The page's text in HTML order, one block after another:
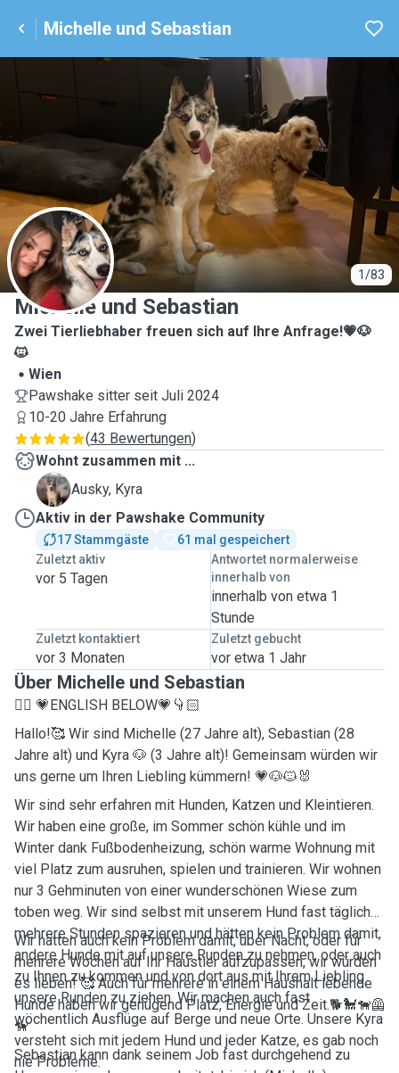
Michelle und Sebastian
1/83
M
Michelle und Sebastian
Zwei Tierliebhaber freuen sich auf Ihre Anfrage!💗🐶
🐱
Wien
Pawshake sitter seit Juli 2024
10-20 Jahre Erfahrung
(43 Bewertungen)
Wohnt zusammen mit ...
K
Ausky, Kyra
Aktiv in der Pawshake Community
17 Stammgäste
61 mal gespeichert
Zuletzt aktiv
vor 5 Tagen
Antwortet normalerweise
innerhalb von
innerhalb von etwa 1
Stunde
Zuletzt kontaktiert
vor 3 Monaten
Zuletzt gebucht
vor etwa 1 Jahr
Über Michelle und Sebastian
👇🏻 💗ENGLISH BELOW💗👇🏻
Hallo!🥰 Wir sind Michelle (27 Jahre alt), Sebastian (28
Jahre alt) und Kyra 🐶 (3 Jahre alt)! Gemeinsam würden wir
uns gerne um Ihren Liebling kümmern! 💗🐶🐱🐰
Wir sind sehr erfahren mit Hunden, Katzen und Kleintieren.
Wir haben eine große, im Sommer schön kühle und im
Winter dank Fußbodenheizung, schön warme Wohnung mit
viel Platz zum ausruhen, spielen und trainieren. Wir wohnen
nur 3 Gehminuten von einer wunderschönen Wiese zum
toben weg. Wir sind selbst mit unserem Hund fast täglich
mehrere Stunden spazieren und hätten kein Problem damit,
andere Hunde mit auf unsere Runden zu nehmen, oder auch
zu Ihnen zu kommen und von dort aus mit Ihrem Liebling
unsere Runden zu ziehen. Wir machen auch fast
wöchentlich Ausflüge auf Berge und neue Orte. Unsere Kyra
versteht sich mit jedem Hund und jeder Katze, es gab noch
nie Probleme.
Wir hätten auch kein Problem damit, über Nacht, oder für
mehrere Wochen auf Ihr Haustier aufzupassen, wir würden
es lieben! 🥰 Auch für mehrere in einem Haushalt lebende
Hunde haben wir genügend Platz, Energie und Zeit.🐕🐩🐕‍🦺
🦮
Sebastian kann dank seinem Job fast durchgehend zu